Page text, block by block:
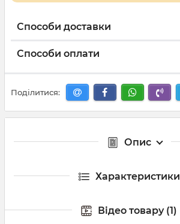
Способи доставки
Способи оплати
Поділитися:
Опис
Характеристики
Відео товару (1)